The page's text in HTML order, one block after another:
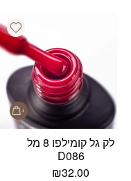
לק גל קומילפו 8 מל
D086
₪32.00